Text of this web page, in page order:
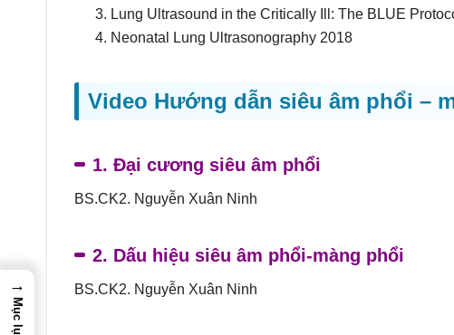
Lung Ultrasound in the Critically Ill: The BLUE
Neonatal Lung Ultrasonography 2018
Video Hướng dẫn siêu âm phổi –
1. Đại cương siêu âm phổi
BS.CK2. Nguyễn Xuân Ninh
2. Dấu hiệu siêu âm phổi-màng phổi
BS.CK2. Nguyễn Xuân Ninh
→
Mục lục